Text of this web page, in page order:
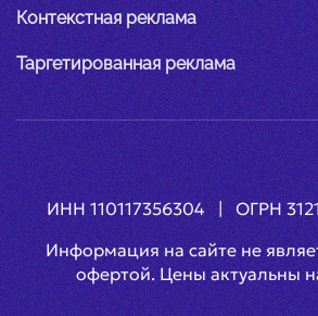
Контекстная реклама
Таргетированная реклама
ИНН 110117356304 | ОГРН
Информация на сайте не
офертой. Цены актуальны